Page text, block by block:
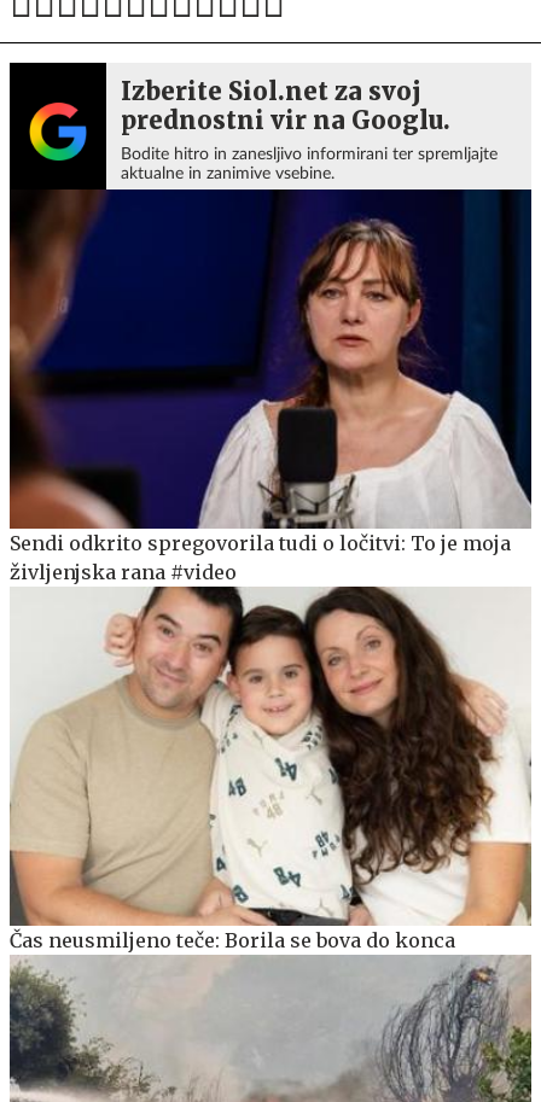
Izberite Siol.net za svoj
prednostni vir na Googlu.
Bodite hitro in zanesljivo informirani ter spremljajte
aktualne in zanimive vsebine.
Sendi odkrito spregovorila tudi o ločitvi: To je moja
življenjska rana #video
Čas neusmiljeno teče: Borila se bova do konca